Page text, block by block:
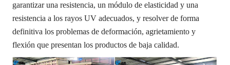
garantizar una resistencia, un módulo de elasticidad y una
resistencia a los rayos UV adecuados, y resolver de forma
definitiva los problemas de deformación, agrietamiento y
flexión que presentan los productos de baja calidad.